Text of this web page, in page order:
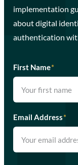
implementation
about digital
authentication
First Name*
Email Address*